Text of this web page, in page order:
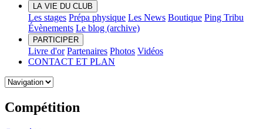
LA VIE DU CLUB
Les stages Prépa physique Les News Boutique Ping Tribu
Évènements Le blog (archive)
PARTICIPER
Livre d'or Partenaires Photos Vidéos
CONTACT ET PLAN
Compétition